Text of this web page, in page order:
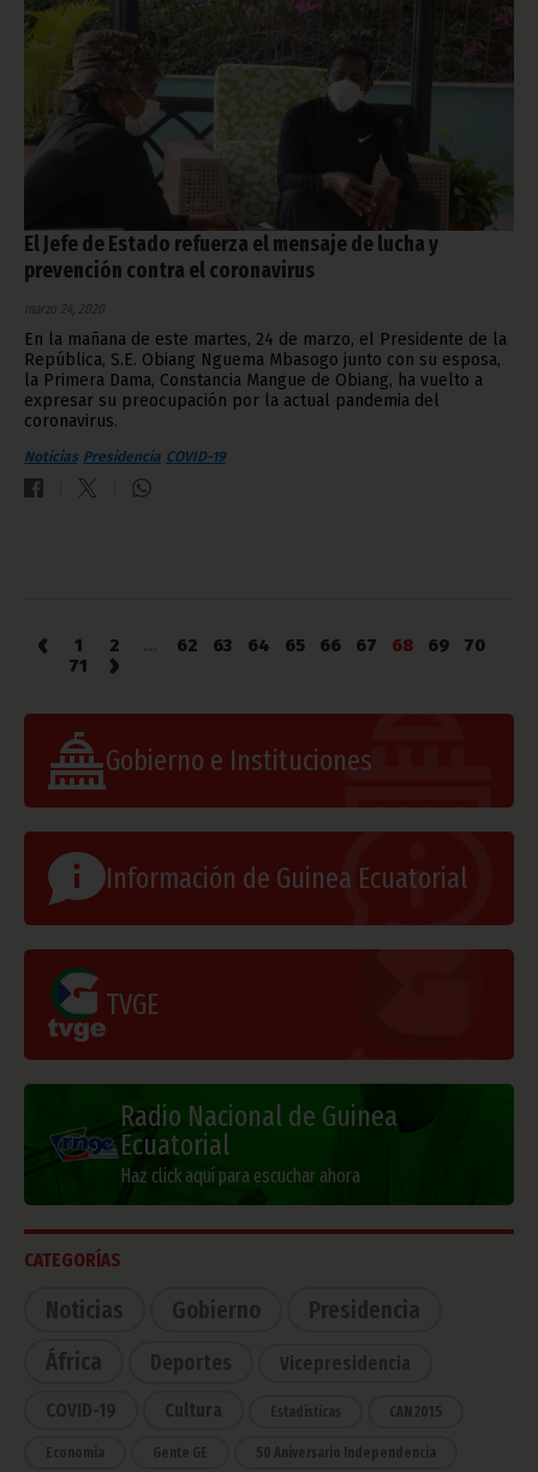
El Jefe de Estado refuerza el mensaje de lucha y
prevención contra el coronavirus
marzo 24, 2020
En la mañana de este martes, 24 de marzo, el Presidente de la
República, S.E. Obiang Nguema Mbasogo junto con su esposa,
la Primera Dama, Constancia Mangue de Obiang, ha vuelto a
expresar su preocupación por la actual pandemia del
coronavirus.
Noticias Presidencia COVID-19
‹ 1 2 62 63 64 65 66 67 68 69
70
71
›
Gobierno e Instituciones
Información de Guinea Ecuatorial
TVGE
Radio Nacional de Guinea
Ecuatorial
Haz click aquí para escuchar ahora
CATEGORÍAS
Noticias Gobierno
Presidencia
África
Deportes Vicepresidencia
COVID-19 Cultura Estadísticas CAN 2015
Economía Gente GE 50 Aniversario Independencia